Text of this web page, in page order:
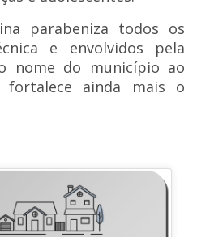
parabeniza todos os
e envolvidos pela
nome do município ao
fortalece ainda mais o